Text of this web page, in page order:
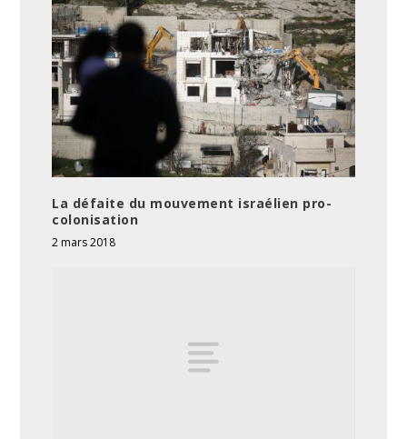
La défaite du mouvement israélien pro-
colonisation
2 mars 2018